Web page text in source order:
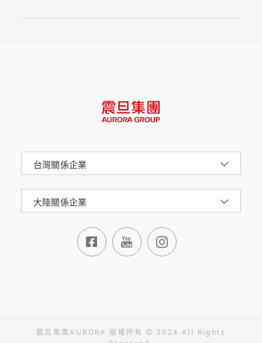
台灣關係企業
大陸關係企業
震旦集團AURORA 版權所有 © 2024 All Rights